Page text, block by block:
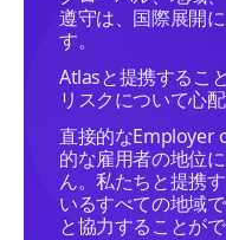
遵守は、国際展開
す。
Atlasと提携するこ
リスクについて心
直接的なEmployer
的な雇用者の地位
ん。私たちと提携
いるすべての地域
と協力することがで